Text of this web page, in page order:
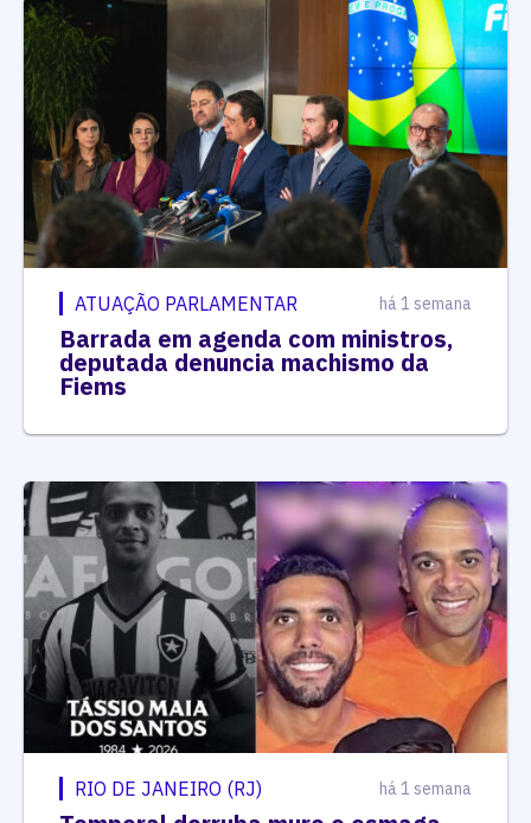
ATUAÇÃO PARLAMENTAR há 1 semana
Barrada em agenda com ministros,
deputada denuncia machismo da
Fiems
RIO DE JANEIRO (RJ) há 1 semana